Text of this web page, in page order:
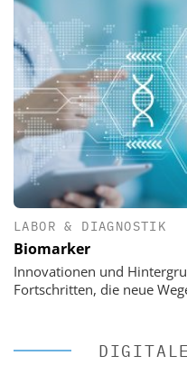
LABOR & DIAGNOSTIK
Biomarker
Innovationen und
Fortschritten, die neue